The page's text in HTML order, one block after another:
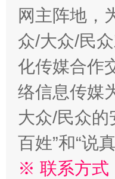
“刷贴”乱象
网主阵地，
众/大众/民
化传媒合作
络信息传媒
大众/民众的
百姓”和“说
※ 联系方式